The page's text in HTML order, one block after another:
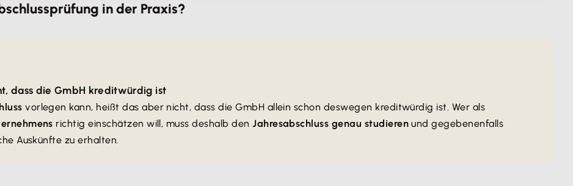
in der Praxis?
dass die GmbH kreditwürdig ist
vorlegen kann, heißt das aber nicht, dass die GmbH allein schon deswegen kreditwürdig ist. Wer als
richtig einschätzen will, muss deshalb den Jahresabschluss genau studierenund gegebenenfalls
Auskünfte zu erhalten.